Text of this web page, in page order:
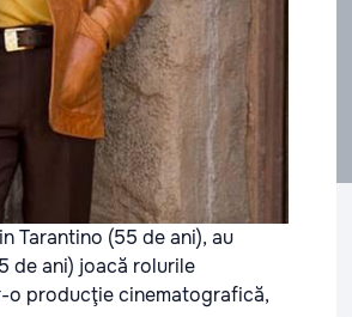
Tarantino (55 de ani), au
de ani) joacă rolurile
o producţie cinematografică,